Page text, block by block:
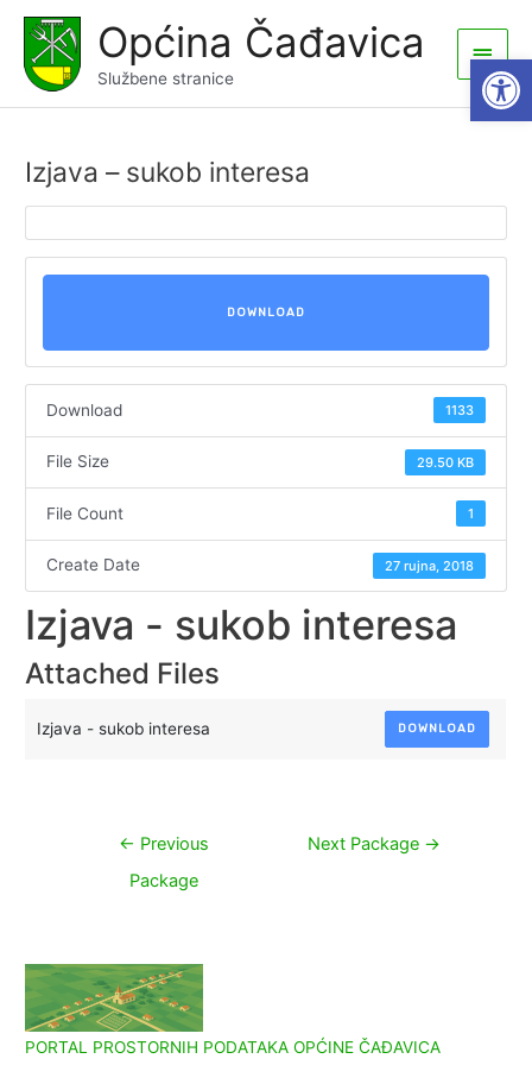
content
Općina Čađavica
Službene stranice
Main
Menu
Izjava – sukob interesa
DOWNLOAD
Download 1133
File Size 29.50 KB
File Count 1
Create Date 27 rujna, 2018
Izjava - sukob interesa
Attached Files
Izjava - sukob interesa DOWNLOAD
Navigacija
← Previous
Package
Next Package →
PORTAL PROSTORNIH PODATAKA OPĆINE ČAĐAVICA